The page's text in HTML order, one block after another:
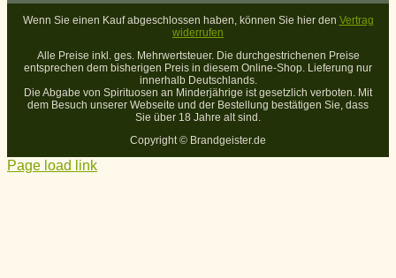
Wenn Sie einen Kauf abgeschlossen haben, können Sie hier den Vertrag
widerrufen
Alle Preise inkl. ges. Mehrwertsteuer. Die durchgestrichenen Preise
entsprechen dem bisherigen Preis in diesem Online-Shop. Lieferung nur
innerhalb Deutschlands.
Die Abgabe von Spirituosen an Minderjährige ist gesetzlich verboten. Mit
dem Besuch unserer Webseite und der Bestellung bestätigen Sie, dass
Sie über 18 Jahre alt sind.
Copyright © Brandgeister.de
Page load link